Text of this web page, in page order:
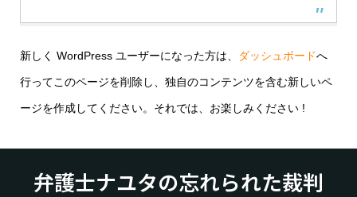
新しく WordPress ユーザーになった方は、 ダッシュボードへ
行ってこのページを削除し、独自のコンテンツを含む新しいペ
ージを作成してください。それでは、お楽しみください !
弁護士ナユタの忘れられた裁判